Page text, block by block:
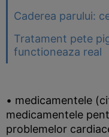
Caderea parului:
Tratament pete
functioneaza real
• medicamentele
medicamentele
problemelor